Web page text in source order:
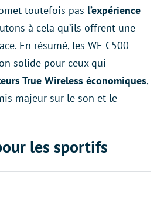
toutefois pas l’expérience
à cela qu’ils offrent une
En résumé, les WF-C500
solide pour ceux qui
True Wireless économiques,
majeur sur le son et le
les sportifs